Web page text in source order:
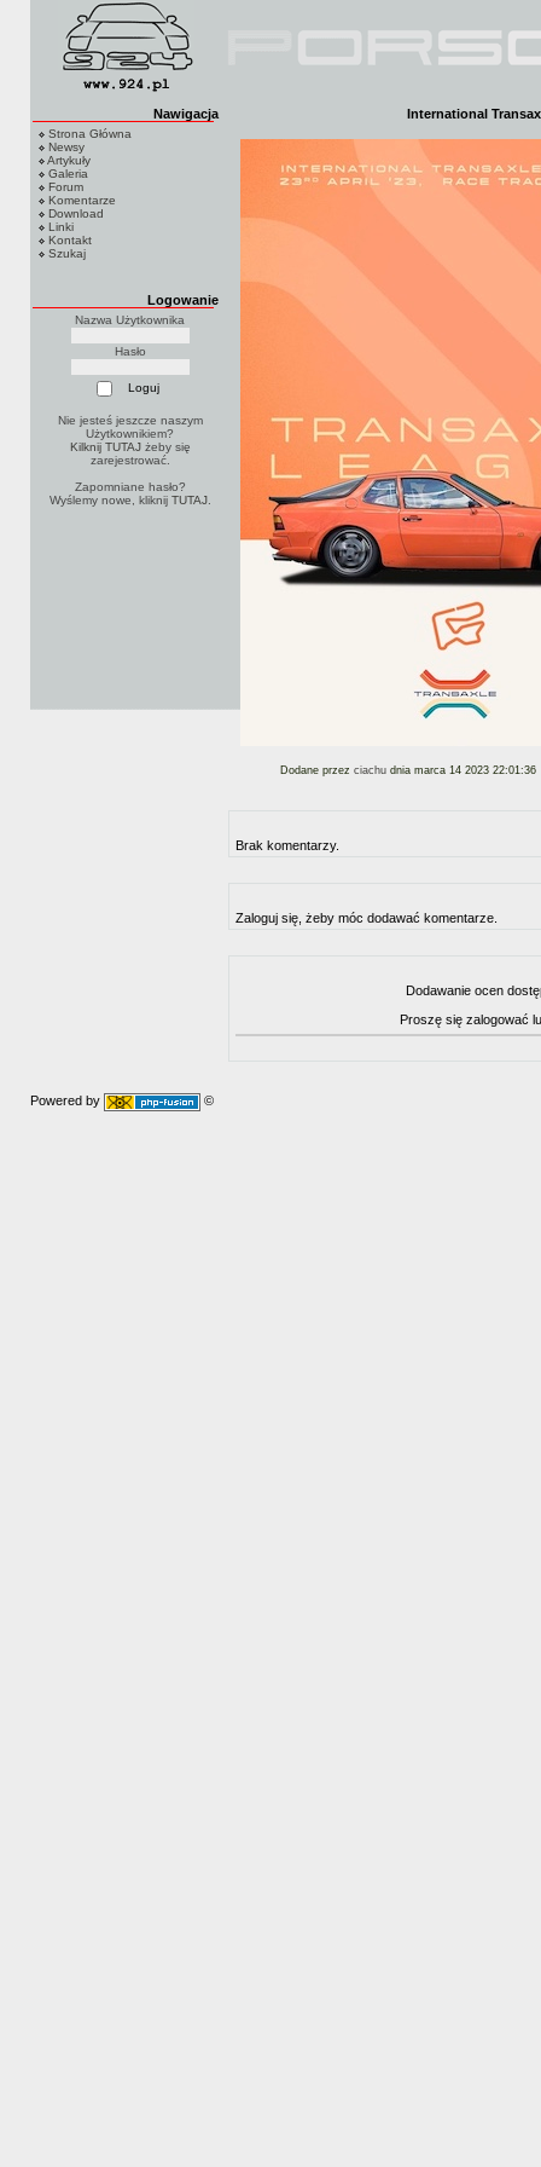
Nawigacja
Strona Główna
Newsy
Artykuły
Galeria
Forum
Komentarze
Download
Linki
Kontakt
Szukaj
Logowanie
Nazwa Użytkownika
Hasło
Nie jesteś jeszcze naszym
Użytkownikiem?
Kilknij TUTAJżeby się
zarejestrować.
Zapomniane hasło?
Wyślemy nowe, kliknij TUTAJ.
International
Dodane przez ciachu dnia marca 14 2023 22:01:36
Brak komentarzy.
Zaloguj się, żeby móc dodawać komentarze.
Dodawanie ocen
Proszę się zalogować
Powered by ©